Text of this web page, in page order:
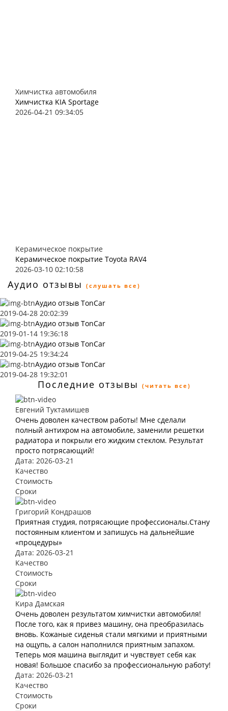
Химчистка автомобиля
Химчистка KIA Sportage
2026-04-21 09:34:05
Керамическое покрытие
Керамическое покрытие Toyota RAV4
2026-03-10 02:10:58
Аудио отзывы (слушать все)
Аудио отзыв TonCar
2019-04-28 20:02:39
Аудио отзыв TonCar
2019-01-14 19:36:18
Аудио отзыв TonCar
2019-04-25 19:34:24
Аудио отзыв TonCar
2019-04-28 19:32:01
Последние отзывы (читать все)
Евгений Туктамишев
Очень доволен качеством работы! Мне сделали
полный антихром на автомобиле, заменили решетки
радиатора и покрыли его жидким стеклом. Результат
просто потрясающий!
Дата: 2026-03-21
Качество
Стоимость
Сроки
Григорий Кондрашов
Приятная студия, потрясающие профессионалы.Стану
постоянным клиентом и запишусь на дальнейшие
«процедуры»
Дата: 2026-03-21
Качество
Стоимость
Сроки
Кира Дамская
Очень доволен результатом химчистки автомобиля!
После того, как я привез машину, она преобразилась
вновь. Кожаные сиденья стали мягкими и приятными
на ощупь, а салон наполнился приятным запахом.
Теперь моя машина выглядит и чувствует себя как
новая! Большое спасибо за профессиональную работу!
Дата: 2026-03-21
Качество
Стоимость
Сроки